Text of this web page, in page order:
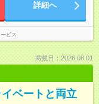
詳細へ
ビス
掲載日：2026.08.01
ベートと両立